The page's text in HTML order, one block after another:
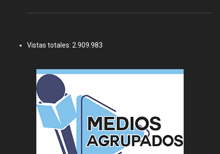
Vistas totales: 2.909.983